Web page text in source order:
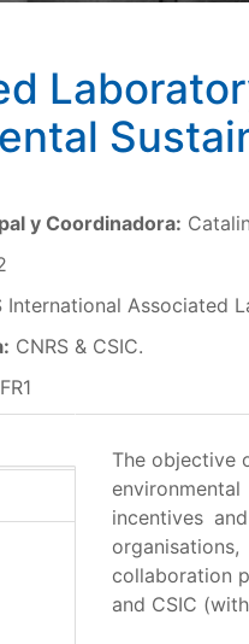
y Coordinadora:
International Associated
CNRS & CSIC.
The objective
incentives
collaboration
and CSIC